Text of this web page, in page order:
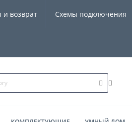
и возврат Схемы подключения